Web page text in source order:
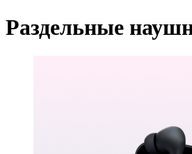
Раздельные